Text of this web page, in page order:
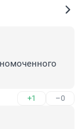
+1 –0